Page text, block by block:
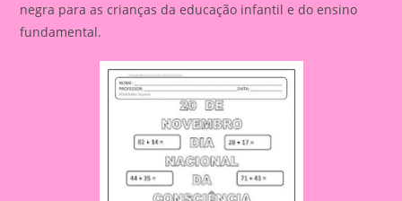
negra para as crianças da educação infantil e do ensino
fundamental.